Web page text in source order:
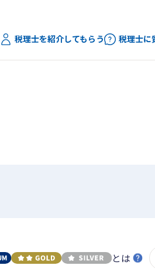
税理士を紹介してもらう 税理士に
とは